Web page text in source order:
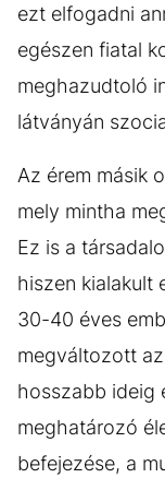
ezt elfogadni
egészen fiatal
meghazudtoló
látványán
Az érem másik
mely mintha
Ez is a
hiszen kialakult
30-40 éves
megváltozott
hosszabb ideig
meghatározó
befejezése, a